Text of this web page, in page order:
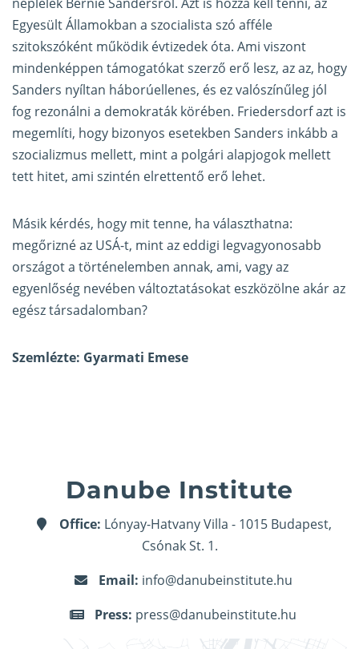
Egyesült Államokban a szocialista szó afféle
szitokszóként működik évtizedek óta. Ami viszont
mindenképpen támogatókat szerző erő lesz, az az, hogy
Sanders nyíltan háborúellenes, és ez valószínűleg jól
fog rezonálni a demokraták körében. Friedersdorf azt is
megemlíti, hogy bizonyos esetekben Sanders inkább a
szocializmus mellett, mint a polgári alapjogok mellett
tett hitet, ami szintén elrettentő erő lehet.
Másik kérdés, hogy mit tenne, ha választhatna:
megőrizné az USÁ-t, mint az eddigi legvagyonosabb
országot a történelemben annak, ami, vagy az
egyenlőség nevében változtatásokat eszközölne akár az
egész társadalomban?
Szemlézte: Gyarmati Emese
Danube Institute
Office: Lónyay-Hatvany Villa - 1015 Budapest,
Csónak St. 1.
Email: info@danubeinstitute.hu
Press: press@danubeinstitute.hu